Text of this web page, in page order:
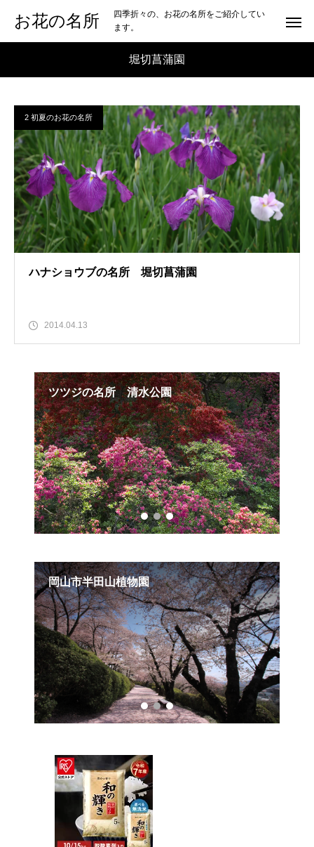
お花の名所
四季折々の、お花の名所をご紹介してい
ます。
堀切菖蒲園
2 初夏のお花の名所
ハナショウブの名所 堀切菖蒲園
2014.04.13
ツツジの名所 清水公園
岡山市半田山植物園